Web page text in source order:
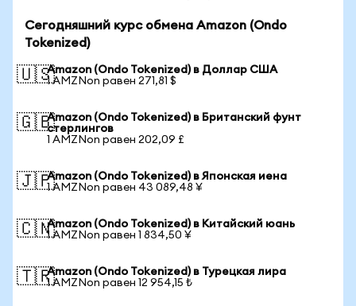
Сегодняшний курс обмена Amazon (Ondo
Tokenized)
🇺🇸Amazon (Ondo Tokenized) в Доллар США
1 AMZNon равен 271,81 $
🇬🇧Amazon (Ondo Tokenized) в Британский фунт
стерлингов
1 AMZNon равен 202,09 £
🇯🇵Amazon (Ondo Tokenized) в Японская иена
1 AMZNon равен 43 089,48 ¥
🇨🇳Amazon (Ondo Tokenized) в Китайский юань
1 AMZNon равен 1 834,50 ¥
🇹🇷Amazon (Ondo Tokenized) в Турецкая лира
1 AMZNon равен 12 954,15 ₺